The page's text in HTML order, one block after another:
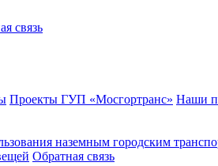
Проекты ГУП «Мосгортранс» Наши
наземным городским
Обратная связь